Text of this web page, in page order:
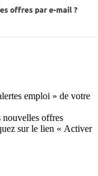
emploi » de votre
nouvelles offres
sur le lien « Activer